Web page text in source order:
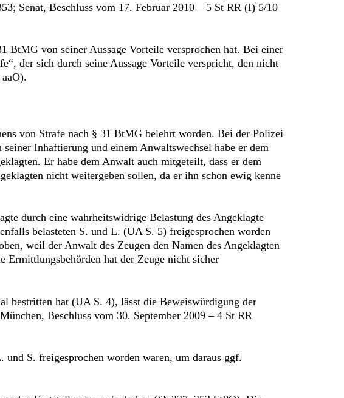
Senat, Beschluss vom 17. Februar 2010 – 5 St RR (I) 5/10
von seiner Aussage Vorteile versprochen hat. Bei einer
der sich durch seine Aussage Vorteile verspricht, den nicht
von Strafe nach § 31 BtMG belehrt worden. Bei der Polizei
Inhaftierung und einem Anwaltswechsel habe er dem
Er habe dem Anwalt auch mitgeteilt, dass er dem
nicht weitergeben sollen, da er ihn schon ewig kenne
durch eine wahrheitswidrige Belastung des Angeklagte
belasteten S. und L. (UA S. 5) freigesprochen worden
weil der Anwalt des Zeugen den Namen des Angeklagten
Ermittlungsbehörden hat der Zeuge nicht sicher
bestritten hat (UA S. 4), lässt die Beweiswürdigung der
Beschluss vom 30. September 2009 – 4 St RR
S. freigesprochen worden waren, um daraus ggf.